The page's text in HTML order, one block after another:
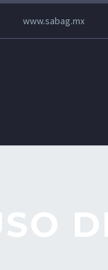
www.sabag.mx